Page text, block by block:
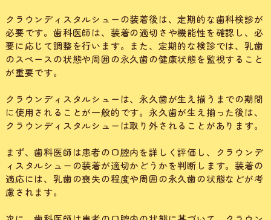
クラウンディスタルシューの装着後は、定期的な歯科検診が
必要です。歯科医師は、装着の適切さや機能性を確認し、必
要に応じて調整を行います。また、定期的な検診では、乳歯
のスペースの状態や周囲の永久歯の健康状態を監視すること
が重要です。
クラウンディスタルシューは、永久歯が生え揃うまでの期間
に使用されることが一般的です。永久歯が生え揃った後は、
クラウンディスタルシューは取り外されることがあります。
まず、歯科医師は患者の口腔内を詳しく評価し、クラウンデ
ィスタルシューの装着が適切かどうかを判断します。装着の
適応には、乳歯の喪失の程度や周囲の永久歯の状態などが考
慮されます。